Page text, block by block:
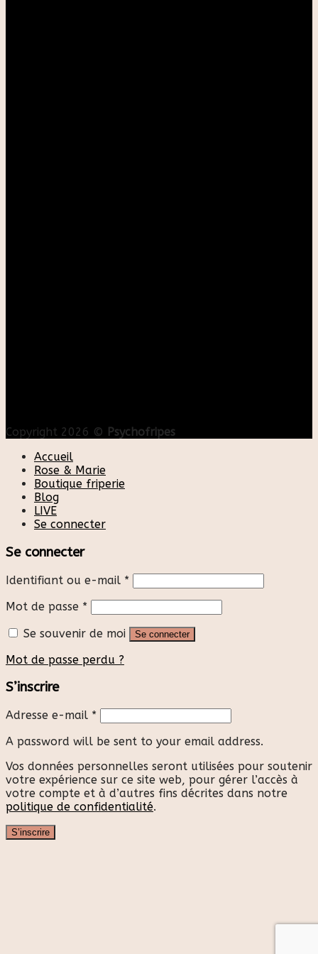
Copyright 2026 © Psychofripes
Accueil
Rose & Marie
Boutique friperie
Blog
LIVE
Se connecter
Se connecter
Identifiant ou e-mail *
Mot de passe *
Se souvenir de moi
Se connecter
Mot de passe perdu ?
S’inscrire
Adresse e-mail *
A password will be sent to your email address.
Vos données personnelles seront utilisées pour soutenir
votre expérience sur ce site web, pour gérer l’accès à
votre compte et à d’autres fins décrites dans notre
politique de confidentialité.
S’inscrire